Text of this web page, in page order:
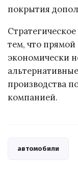
покрытия
тем, что
экономически
производства
компанией.
автомобили